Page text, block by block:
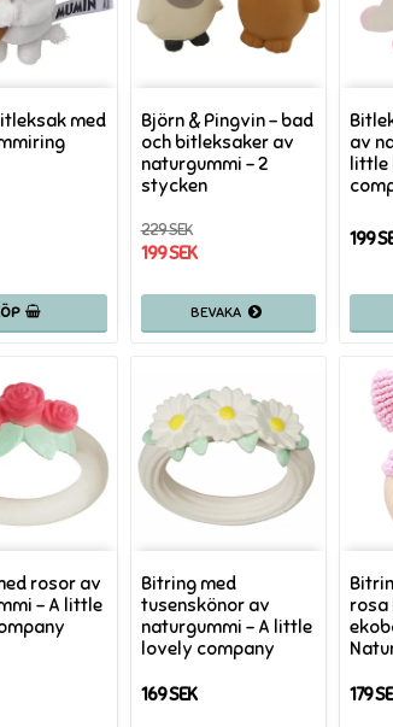
med
Björn & Pingvin - bad
och bitleksaker av
naturgummi - 2
stycken
229 SEK
199 SEK
av
little
199
rosor av
- A little
Bitring med
tusenskönor av
naturgummi - A little
lovely company
169 SEK
rosa
179